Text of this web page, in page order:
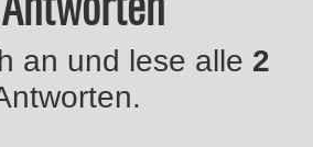
an und lese alle 2